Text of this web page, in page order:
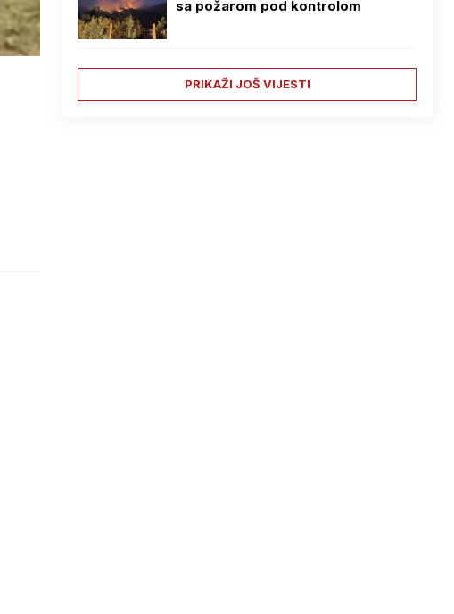
sa požarom pod kontrolom
PRIKAŽI JOŠ VIJESTI